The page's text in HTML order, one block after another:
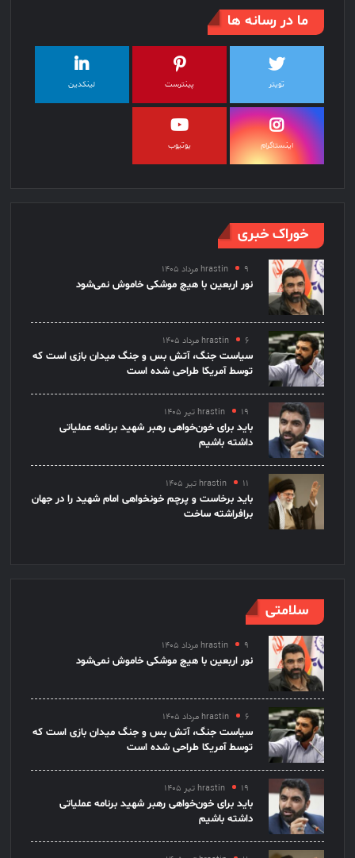
ما در رسانه ها
تویتر پینترست لینکدین
اینستاگرام یوتیوب
خوراک خبری
hrastin ۹ مرداد ۱۴۰۵
نور اربعین با هیچ موشکی خاموش نمی‌شود
hrastin ۶ مرداد ۱۴۰۵
سیاست جنگ، آتش بس و جنگ میدان بازی است که
توسط آمریکا طراحی شده است
hrastin ۱۹ تیر ۱۴۰۵
باید برای خون‌خواهی رهبر شهید برنامه عملیاتی
داشته باشیم
hrastin ۱۱ تیر ۱۴۰۵
باید برخاست و پرچم خونخواهی امام شهید را در جهان
برافراشته ساخت
سلامتی
hrastin ۹ مرداد ۱۴۰۵
نور اربعین با هیچ موشکی خاموش نمی‌شود
hrastin ۶ مرداد ۱۴۰۵
سیاست جنگ، آتش بس و جنگ میدان بازی است که
توسط آمریکا طراحی شده است
hrastin ۱۹ تیر ۱۴۰۵
باید برای خون‌خواهی رهبر شهید برنامه عملیاتی
داشته باشیم